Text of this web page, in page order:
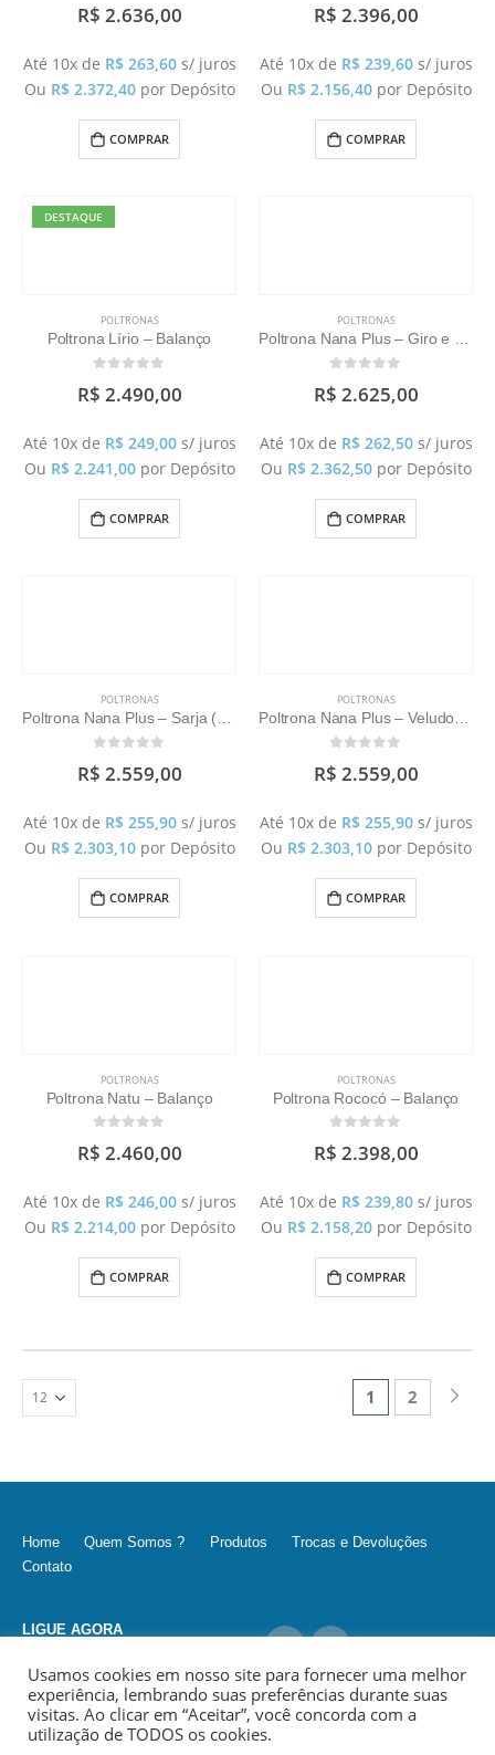
R$ 2.636,00
Até 10x de R$263,60 s/ juros
Ou R$2.372,40 por Depósito
COMPRAR
R$ 2.396,00
Até 10x de R$239,60 s/ juros
Ou R$2.156,40 por Depósito
COMPRAR
DESTAQUE
POLTRONAS
Poltrona Lírio – Balanço
R$ 2.490,00
Até 10x de R$249,00 s/ juros
Ou R$2.241,00 por Depósito
COMPRAR
POLTRONAS
R$ 2.625,00
Até 10x de R$262,50 s/ juros
Ou R$2.362,50 por Depósito
COMPRAR
POLTRONAS
Poltrona Nana Plus – Sarja (Não acompanha puff)
R$ 2.559,00
Até 10x de R$255,90 s/ juros
Ou R$2.303,10 por Depósito
COMPRAR
POLTRONAS
Poltrona Nana Plus – Veludo (Não acompanha puff)
R$ 2.559,00
Até 10x de R$255,90 s/ juros
Ou R$2.303,10 por Depósito
COMPRAR
POLTRONAS
Poltrona Natu – Balanço
R$ 2.460,00
Até 10x de R$246,00 s/ juros
Ou R$2.214,00 por Depósito
COMPRAR
POLTRONAS
Poltrona Rococó – Balanço
R$ 2.398,00
Até 10x de R$239,80 s/ juros
Ou R$2.158,20 por Depósito
COMPRAR
1 2
Home Quem Somos ? Produtos
Trocas e Devoluções
Contato
LIGUE AGORA
Usamos cookies em nosso site para fornecer uma melhor
experiência, lembrando suas preferências durante suas
visitas. Ao clicar em “Aceitar”, você concorda com a
utilização de TODOS os cookies.